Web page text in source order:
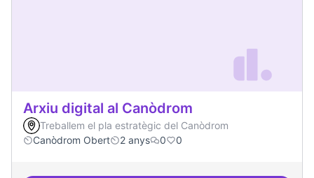
Arxiu digital al Canòdrom
Treballem el pla estratègic del Canòdrom
Canòdrom Obert
2 anys 0 0